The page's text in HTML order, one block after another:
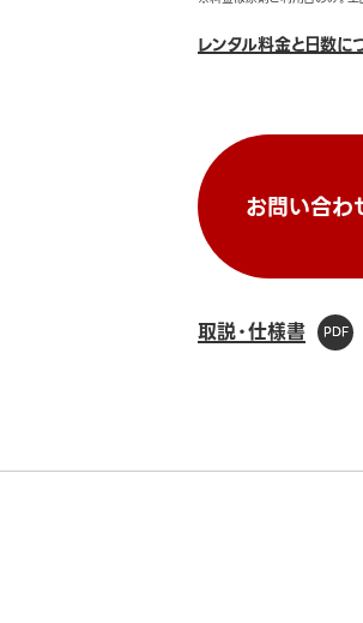
レンタル料金と日数に
お問い合わ
取説・仕様書